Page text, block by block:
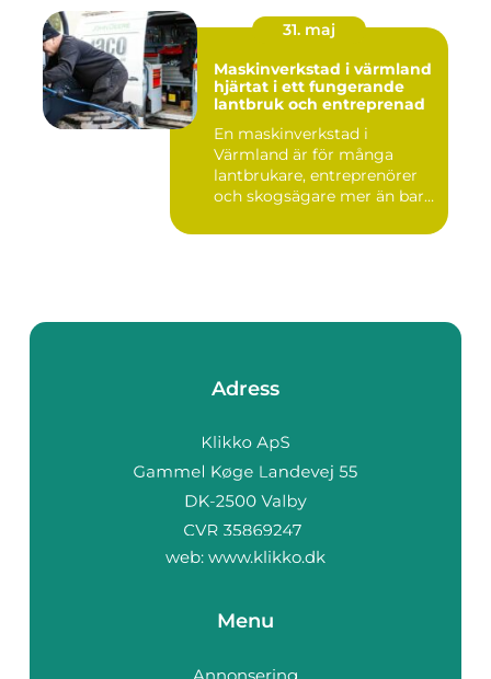
31. maj
Maskinverkstad i värmland
hjärtat i ett fungerande
lantbruk och entreprenad
En maskinverkstad i
Värmland är för många
lantbrukare, entreprenörer
och skogsägare mer än bara
Adress
web: www.klikko.dk
Menu